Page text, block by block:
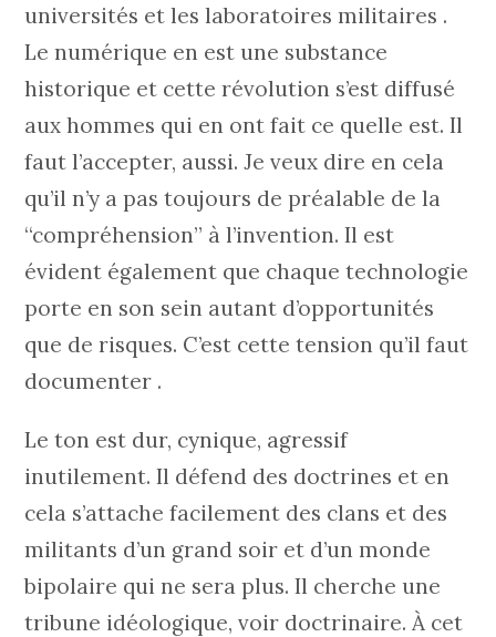
universités et les laboratoires militaires .
Le numérique en est une substance
historique et cette révolution s’est diffusé
aux hommes qui en ont fait ce quelle est. Il
faut l’accepter, aussi. Je veux dire en cela
qu’il n’y a pas toujours de préalable de la
“compréhension” à l’invention. Il est
évident également que chaque technologie
porte en son sein autant d’opportunités
que de risques. C’est cette tension qu’il faut
documenter .
Le ton est dur, cynique, agressif
inutilement. Il défend des doctrines et en
cela s’attache facilement des clans et des
militants d’un grand soir et d’un monde
bipolaire qui ne sera plus. Il cherche une
tribune idéologique, voir doctrinaire. À cet